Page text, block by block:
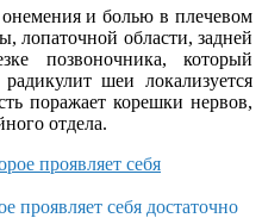
и болью в плечевом
лопаточной области, задней
позвоночника, который
шеи локализуется
поражает корешки нервов,
отдела.
проявляет себя достаточно